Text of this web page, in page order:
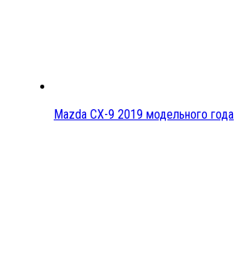
Mazda CX-9 2019 модельного года